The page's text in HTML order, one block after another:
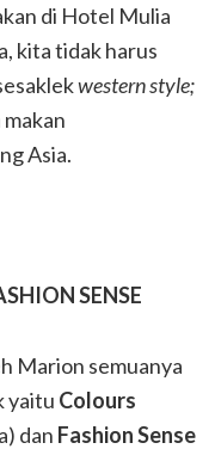
di Hotel Mulia
kita tidak harus
western style;
Asia.
SENSE
Marion semuanya
yaitu Colours
dan Fashion Sense